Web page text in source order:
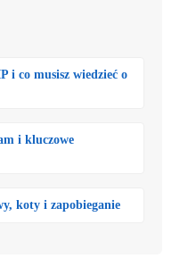
i co musisz wiedzieć o
i kluczowe
koty i zapobieganie